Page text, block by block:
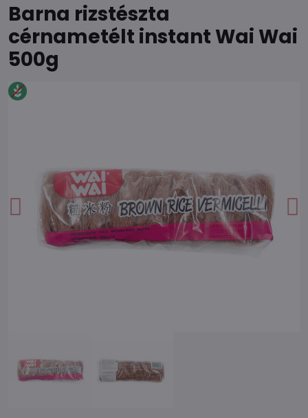
Barna rizstészta
cérnametélt instant Wai Wai
500g